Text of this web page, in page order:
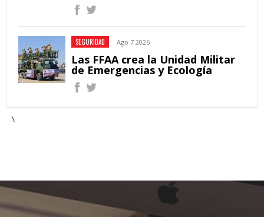
SEGURIDAD Ago 7 2026
Las FFAA crea la Unidad Militar
de Emergencias y Ecología
\